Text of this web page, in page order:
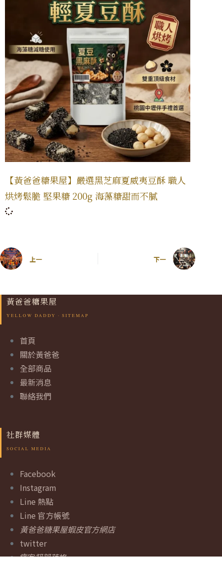
【黃爸爸糖果屋】嚴選黑芝麻夏威夷豆酥 職人
烘烤鬆脆 堅果糖 200g 海藻糖甜而不膩
上一 下一
黃爸爸糖果屋
首頁
關於黃爸爸
全部商品
最新消息
聯絡我們
社群媒體
Facebook
Instagram
Line 熱點
Line 官方帳號
黃爸爸糖果屋蝦皮官方網店
twitter
痞客邦部落格